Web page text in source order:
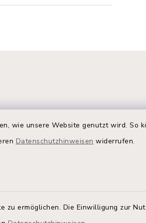
wie unsere Website genutzt wird. So
Datenschutzhinweisen widerrufen.
zu ermöglichen. Die Einwilligung zur
zu
Quicklinks